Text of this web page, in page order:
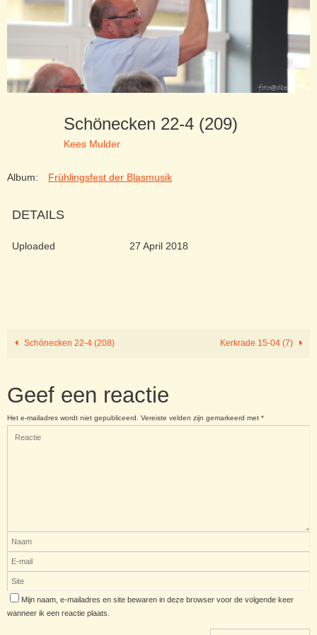
Schönecken 22-4 (209)
Kees Mulder
Album: Frühlingsfest der Blasmusik
DETAILS
Uploaded 27 April 2018
Schönecken 22-4 (208) Kerkrade 15-04 (7)
Geef een reactie
Het e-mailadres wordt niet gepubliceerd. Vereiste velden zijn gemarkeerd met *
Mijn naam, e-mailadres en site bewaren in deze browser voor de volgende keer
wanneer ik een reactie plaats.